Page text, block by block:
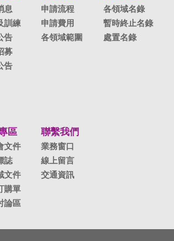
息
訓練
告
募
告
申請流程
申請費用
各領域範圍
各領域名錄
暫時終止名錄
處置名錄
區
文件
誌
文件
購單
論區
聯繫我們
業務窗口
線上留言
交通資訊